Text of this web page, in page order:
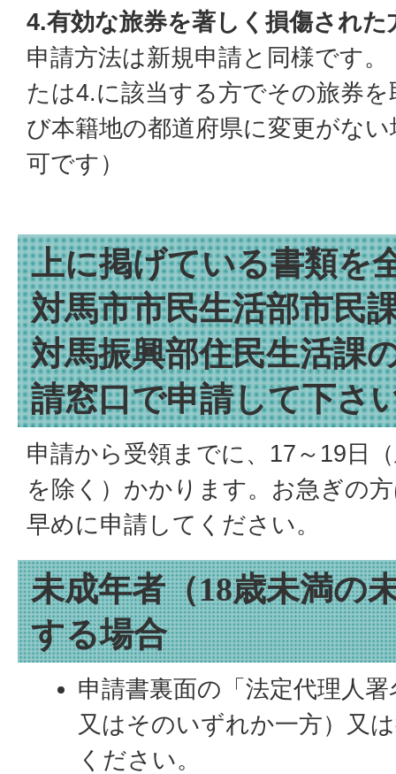
4.有効な旅券を著しく損傷された
申請方法は新規申請と同様です
たは4.に該当する方でその旅券
び本籍地の都道府県に変更がな
可です）
上に掲げている書類を
対馬市市民生活部市民
対馬振興部住民生活課
請窓口で申請して下さ
申請から受領までに、17～19日
を除く）かかります。お急ぎの
早めに申請してください。
未成年者（18歳未満の
する場合
申請書裏面の「法定代理人
又はそのいずれか一方）又
ください。